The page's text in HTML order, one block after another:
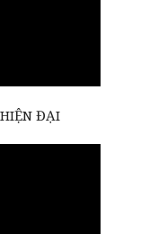
HIỆN ĐẠI